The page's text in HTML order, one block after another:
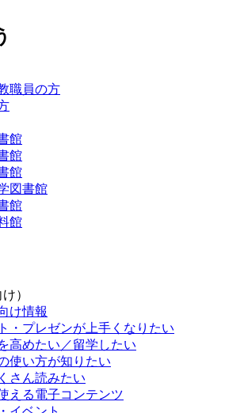
職員の方
館
館
館
図書館
館
館
）
け情報
・プレゼンが上手くなりたい
高めたい／留学したい
使い方が知りたい
さん読みたい
える電子コンテンツ